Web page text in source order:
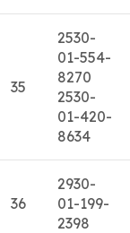
35
2530-
01-554-
8270
2530-
01-420-
8634
36
2930-
01-199-
2398